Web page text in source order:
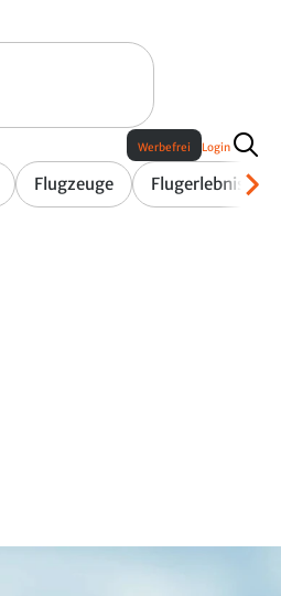
Flugzeuge Flugerlebnis
Werbefrei Login